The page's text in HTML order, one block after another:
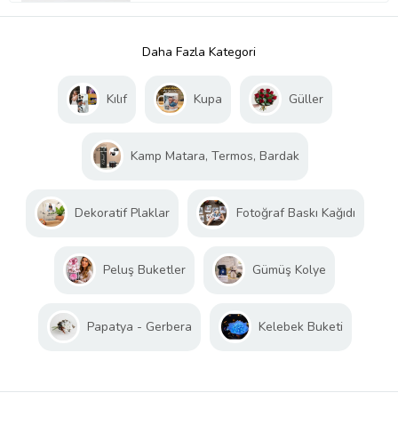
Daha Fazla Kategori
Kılıf Kupa Güller
Kamp Matara, Termos, Bardak
Dekoratif Plaklar Fotoğraf Baskı Kağıdı
Peluş Buketler Gümüş Kolye
Papatya - Gerbera Kelebek Buketi